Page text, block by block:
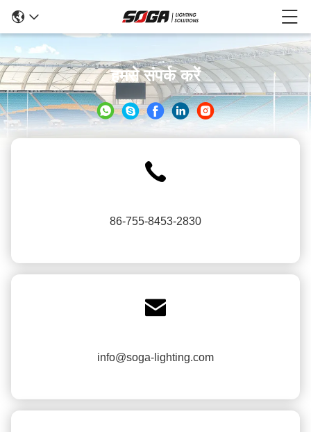
हमसे संपर्क करें
86-755-8453-2830

info@soga-lighting.com